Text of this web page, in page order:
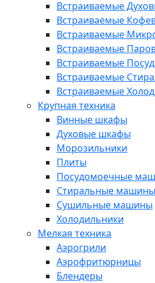
Встраиваемые
Встраиваемые
Встраиваемые
Встраиваемые
Встраиваемые
Встраиваемые
Встраиваемые
Крупная техника
Винные шкафы
Духовые шкафы
Морозильники
Плиты
Посудомоечные
Стиральные машины
Сушильные машины
Холодильники
Мелкая техника
Аэрогрили
Аэрофритюрницы
Блендеры